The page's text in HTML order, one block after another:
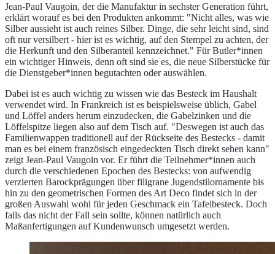
Jean-Paul Vaugoin, der die Manufaktur in sechster Generation führt,
erklärt worauf es bei den Produkten ankommt: "Nicht alles, was wie
Silber aussieht ist auch reines Silber. Dinge, die sehr leicht sind, sind
oft nur versilbert - hier ist es wichtig, auf den Stempel zu achten, der
die Herkunft und den Silberanteil kennzeichnet." Für Butler*innen
ein wichtiger Hinweis, denn oft sind sie es, die neue Silberstücke für
die Dienstgeber*innen begutachten oder auswählen.
Dabei ist es auch wichtig zu wissen wie das Besteck im Haushalt
verwendet wird. In Frankreich ist es beispielsweise üblich, Gabel
und Löffel anders herum einzudecken, die Gabelzinken und die
Löffelspitze liegen also auf dem Tisch auf. "Deswegen ist auch das
Familienwappen traditionell auf der Rückseite des Bestecks - damit
man es bei einem französisch eingedeckten Tisch direkt sehen kann"
zeigt Jean-Paul Vaugoin vor. Er führt die Teilnehmer*innen auch
durch die verschiedenen Epochen des Bestecks: von aufwendig
verzierten Barockprägungen über filigrane Jugendstilornamente bis
hin zu den geometrischen Formen des Art Deco findet sich in der
großen Auswahl wohl für jeden Geschmack ein Tafelbesteck. Doch
falls das nicht der Fall sein sollte, können natürlich auch
Maßanfertigungen auf Kundenwunsch umgesetzt werden.